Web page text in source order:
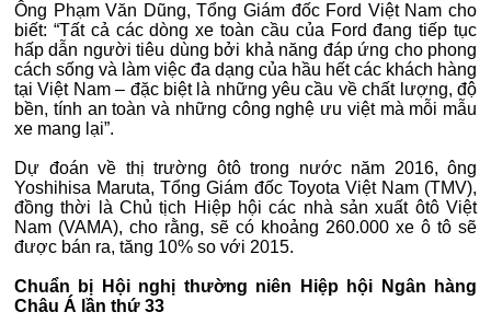
Ông Phạm Văn Dũng, Tổng Giám đốc Ford Việt Nam cho
biết: “Tất cả các dòng xe toàn cầu của Ford đang tiếp tục
hấp dẫn người tiêu dùng bởi khả năng đáp ứng cho phong
cách sống và làm việc đa dạng của hầu hết các khách hàng
tại Việt Nam – đặc biệt là những yêu cầu về chất lượng, độ
bền, tính an toàn và những công nghệ ưu việt mà mỗi mẫu
xe mang lại”.
Dự đoán về thị trường ôtô trong nước năm 2016, ông
Yoshihisa Maruta, Tổng Giám đốc Toyota Việt Nam (TMV),
đồng thời là Chủ tịch Hiệp hội các nhà sản xuất ôtô Việt
Nam (VAMA), cho rằng, sẽ có khoảng 260.000 xe ô tô sẽ
được bán ra, tăng 10% so với 2015.
Chuẩn bị Hội nghị thường niên Hiệp hội Ngân hàng
Châu Á lần thứ 33